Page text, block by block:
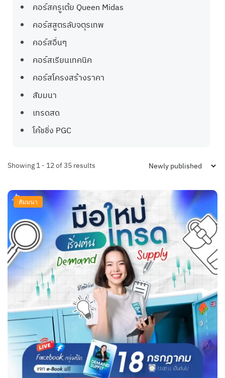
คอร์สครูเต้ย Queen Midas
คอร์สสูตรลับจตุรเทพ
คอร์สอื่นๆ
คอร์สเรียนเทคนิค
คอร์สโครงสร้างราคา
สัมมนา
เทรดสด
โค้ชชิ่ง PGC
Showing 1 - 24 of 35 results
สัมมนา